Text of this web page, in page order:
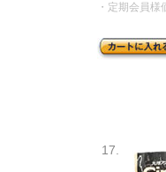
・定期会員様
17.